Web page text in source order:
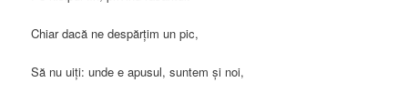
Chiar dacă ne despărțim un pic,
Să nu uiți: unde e apusul, suntem și noi,